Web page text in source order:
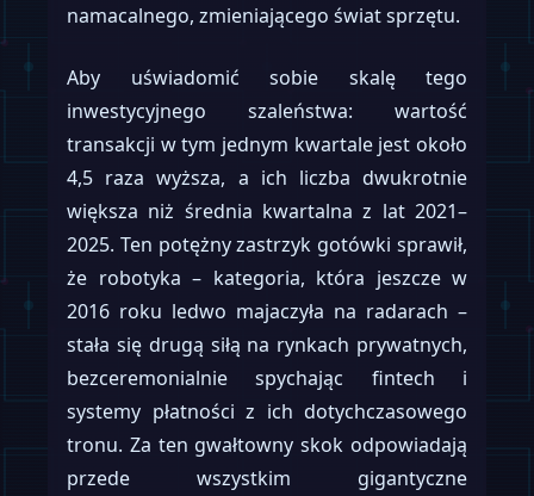
namacalnego, zmieniającego świat sprzętu.
Aby uświadomić sobie skalę tego
inwestycyjnego szaleństwa: wartość
transakcji w tym jednym kwartale jest około
4,5 raza wyższa, a ich liczba dwukrotnie
większa niż średnia kwartalna z lat 2021–
2025. Ten potężny zastrzyk gotówki sprawił,
że robotyka – kategoria, która jeszcze w
2016 roku ledwo majaczyła na radarach –
stała się drugą siłą na rynkach prywatnych,
bezceremonialnie spychając fintech i
systemy płatności z ich dotychczasowego
tronu. Za ten gwałtowny skok odpowiadają
przede wszystkim gigantyczne